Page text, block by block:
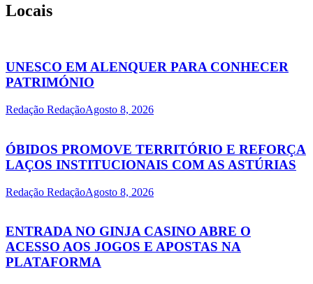
Locais
UNESCO EM ALENQUER PARA CONHECER
PATRIMÓNIO
Redação RedaçãoAgosto 8, 2026
ÓBIDOS PROMOVE TERRITÓRIO E REFORÇA
LAÇOS INSTITUCIONAIS COM AS ASTÚRIAS
Redação RedaçãoAgosto 8, 2026
ENTRADA NO GINJA CASINO ABRE O
ACESSO AOS JOGOS E APOSTAS NA
PLATAFORMA